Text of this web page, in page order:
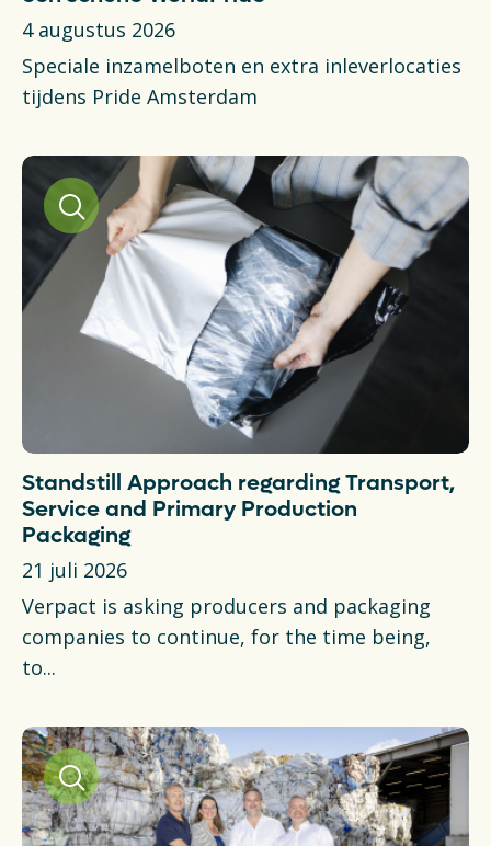
Financiën
vacanciesOpens in a new tab
4 augustus 2026
Speciale inzamelboten en extra inleverlocaties
tijdens Pride Amsterdam
Standstill Approach regarding Transport,
Service and Primary Production
Packaging
21 juli 2026
Verpact is asking producers and packaging
companies to continue, for the time being,
to...